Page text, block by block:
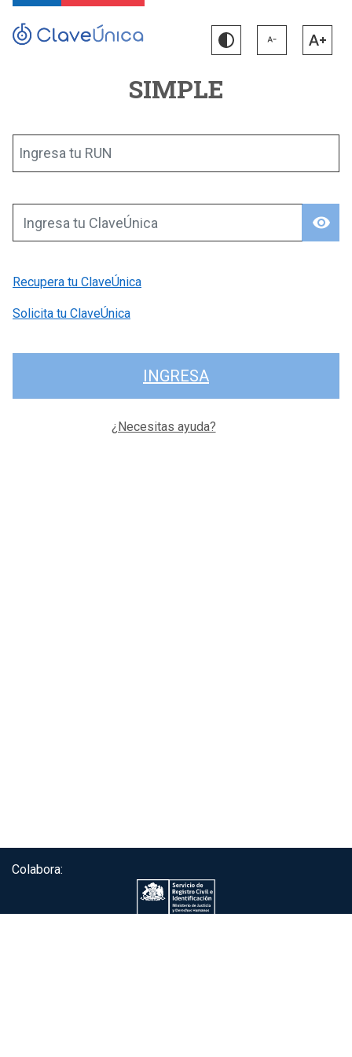
SIMPLE
Ingresa tu RUN
visibility
Ingresa tu ClaveÚnica
Recupera tu ClaveÚnica
Solicita tu ClaveÚnica
INGRESA
¿Necesitas ayuda?
Colabora: